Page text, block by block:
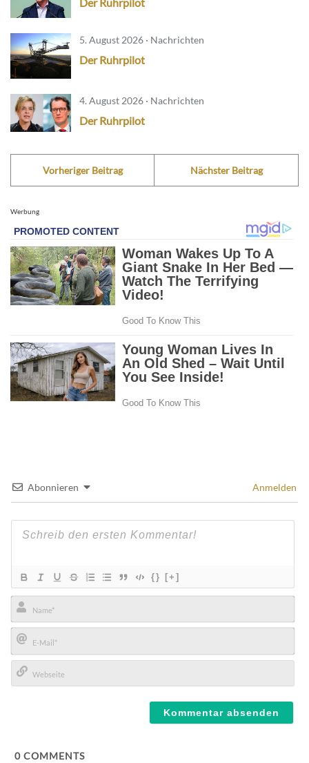
5. August 2026 · Nachrichten
Der Ruhrpilot
4. August 2026 · Nachrichten
Der Ruhrpilot
Vorheriger Beitrag Nächster Beitrag
Werbung
Abonnieren Anmelden
{} [+]
Name*
E-
Mail*
0 COMMENTS